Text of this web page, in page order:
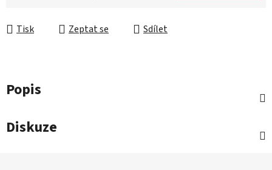
Tisk Zeptat se Sdílet
Popis
Diskuze